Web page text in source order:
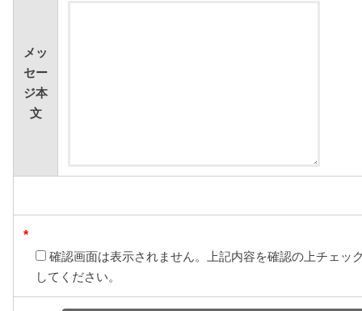
メッ
セー
ジ本
文
*
確認画面は表示されません。上記内容を確認の上チェッ
してください。